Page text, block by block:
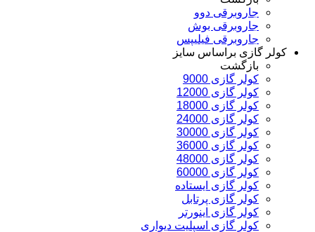
جاروبرقی دوو
جاروبرقی بوش
جاروبرقی فیلیپس
کولر گازی براساس سایز
بازگشت
کولر گازی 9000
کولر گازی 12000
کولر گازی 18000
کولر گازی 24000
کولر گازی 30000
کولر گازی 36000
کولر گازی 48000
کولر گازی 60000
کولر گازی ایستاده
کولر گازی پرتابل
کولر گازی اینورتر
کولر گازی اسپلیت دیواری